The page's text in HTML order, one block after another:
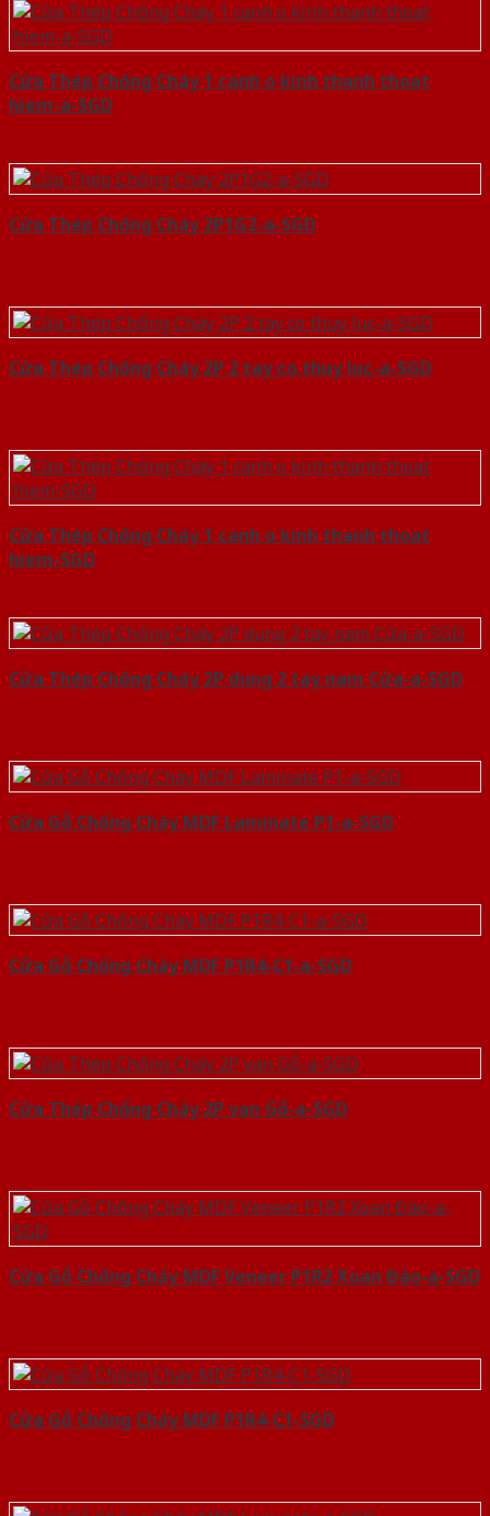
Cửa Thép Chống Cháy 1 canh o kinh thanh thoat
hiem-a-SGD
Cửa Thép Chống Cháy 2P1G2-a-SGD
Cửa Thép Chống Cháy 2P 2 tay co thuy luc-a-SGD
Cửa Thép Chống Cháy 1 canh o kinh thanh thoat
hiem-SGD
Cửa Thép Chống Cháy 2P dung 2 tay nam Cửa-a-SGD
Cửa Gỗ Chống Cháy MDF Laminate P1-a-SGD
Cửa Gỗ Chống Cháy MDF P1R4-C1-a-SGD
Cửa Thép Chống Cháy 2P van Gỗ-a-SGD
Cửa Gỗ Chống Cháy MDF Veneer P1R2 Xoan Đào-a-SGD
Cửa Gỗ Chống Cháy MDF P1R4-C1-SGD